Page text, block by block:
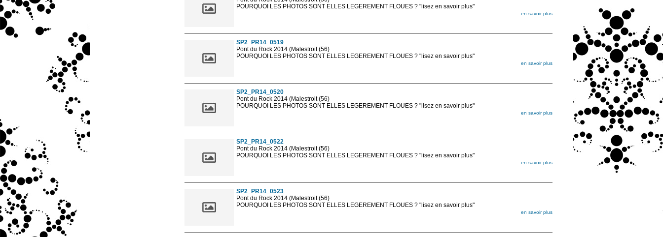
POURQUOI LES PHOTOS SONT ELLES LEGEREMENT FLOUES ? "lisez en savoir plus"
en savoir plus
SP2_PR14_0519
Pont du Rock 2014 (Malestroit (56)
POURQUOI LES PHOTOS SONT ELLES LEGEREMENT FLOUES ? "lisez en savoir plus"
en savoir plus
SP2_PR14_0520
Pont du Rock 2014 (Malestroit (56)
POURQUOI LES PHOTOS SONT ELLES LEGEREMENT FLOUES ? "lisez en savoir plus"
en savoir plus
SP2_PR14_0522
Pont du Rock 2014 (Malestroit (56)
POURQUOI LES PHOTOS SONT ELLES LEGEREMENT FLOUES ? "lisez en savoir plus"
en savoir plus
SP2_PR14_0523
Pont du Rock 2014 (Malestroit (56)
POURQUOI LES PHOTOS SONT ELLES LEGEREMENT FLOUES ? "lisez en savoir plus"
en savoir plus